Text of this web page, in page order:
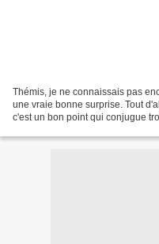
Thémis, je ne connaissais pas
une vraie bonne surprise. Tout
c'est un bon point qui conjugue